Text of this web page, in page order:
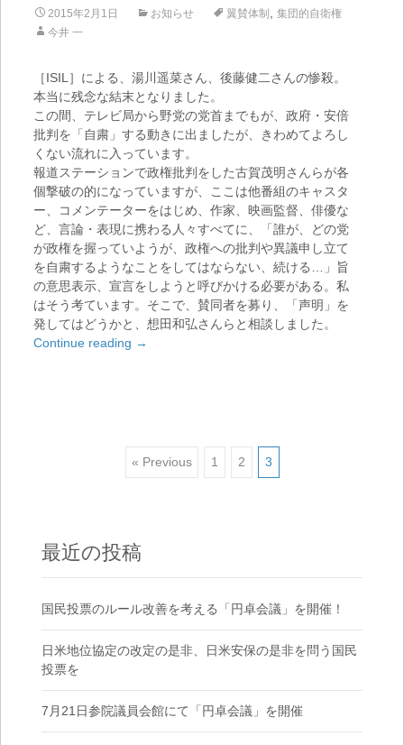
2015年2月1日 お知らせ 翼賛体制
集団的自衛権
今井 一
［ISIL］による、湯川遥菜さん、後藤健二さんの惨殺。
本当に残念な結末となりました。
この間、テレビ局から野党の党首までもが、政府・安倍
批判を「自粛」する動きに出ましたが、きわめてよろし
くない流れに入っています。
報道ステーションで政権批判をした古賀茂明さんらが各
個撃破の的になっていますが、ここは他番組のキャスタ
ー、コメンテーターをはじめ、作家、映画監督、俳優な
ど、言論・表現に携わる人々すべてに、「誰が、どの党
が政権を握っていようが、政権への批判や異議申し立て
を自粛するようなことをしてはならない、続ける…」旨
の意思表示、宣言をしようと呼びかける必要がある。私
はそう考ています。そこで、賛同者を募り、「声明」を
発してはどうかと、想田和弘さんらと相談しました。
Continue reading →
« Previous 1 2 3
最近の投稿
国民投票のルール改善を考える「円卓会議」を開催！
日米地位協定の改定の是非、日米安保の是非を問う国民
投票を
7月21日参院議員会館にて「円卓会議」を開催